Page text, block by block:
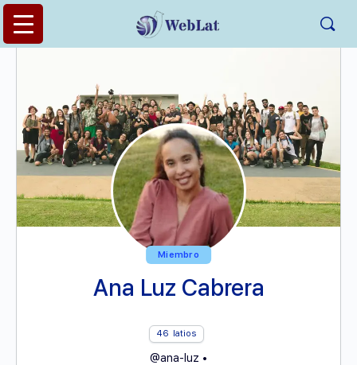
Miembro
Ana Luz Cabrera
46 latios
@ana-luz •